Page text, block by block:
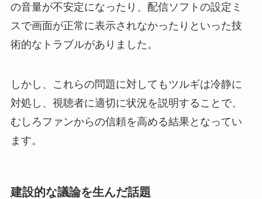
の音量が不安定になったり、配信ソフトの設定ミ
スで画面が正常に表示されなかったりといった技
術的なトラブルがありました。
しかし、これらの問題に対してもツルギは冷静に
対処し、視聴者に適切に状況を説明することで、
むしろファンからの信頼を高める結果となってい
ます。
建設的な議論を生んだ話題